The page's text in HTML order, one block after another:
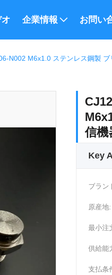
企業情報 お問い
N002 M6x1.0 ステンレス鋼製
信機
Key
ブラン
原産地:
最小注
供給能
支払条